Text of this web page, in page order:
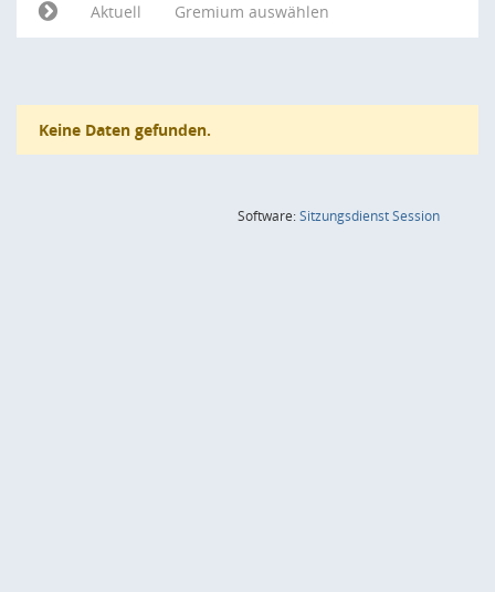
Aktuell
Gremium auswählen
Keine Daten gefunden.
Software:SitzungsdienstSession(Wird in